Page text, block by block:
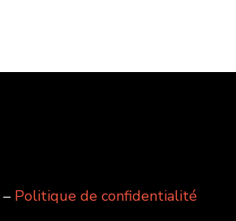
– Politique de confidentialité